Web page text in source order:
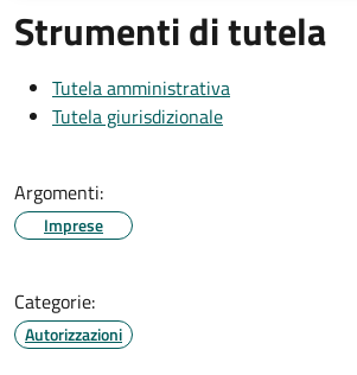
Strumenti di tutela
Tutela amministrativa
Tutela giurisdizionale
Argomenti:
Imprese
Categorie:
Autorizzazioni